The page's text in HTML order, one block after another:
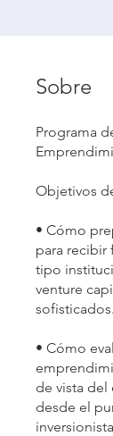
Sobre
Programa
Objetivos
• Cómo
para recibir
tipo
venture
sofisticados.
• Cómo
de vista
desde el